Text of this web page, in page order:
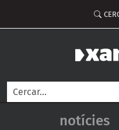
Cerca
notícies